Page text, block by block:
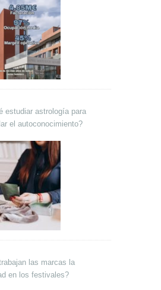
estudiar astrología para
el autoconocimiento?
las marcas la
en los festivales?